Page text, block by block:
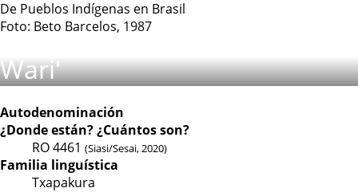
De Pueblos Indígenas en Brasil
Foto: Beto Barcelos, 1987
Wari'
Autodenominación
¿Donde están?¿Cuántos son?
RO4461 (Siasi/Sesai, 2020)
Familia linguística
Txapakura